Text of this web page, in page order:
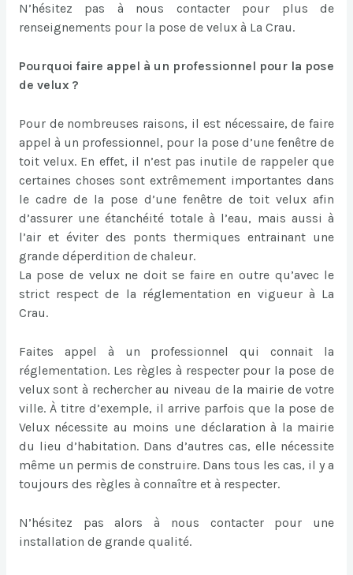
N’hésitez pas à nous contacter pour plus de
renseignements pour la pose de velux à La Crau.
Pourquoi faire appel à un professionnel pour la pose
de velux ?
Pour de nombreuses raisons, il est nécessaire, de faire
appel à un professionnel, pour la pose d’une fenêtre de
toit velux. En effet, il n’est pas inutile de rappeler que
certaines choses sont extrêmement importantes dans
le cadre de la pose d’une fenêtre de toit velux afin
d’assurer une étanchéité totale à l’eau, mais aussi à
l’air et éviter des ponts thermiques entrainant une
grande déperdition de chaleur.
La pose de velux ne doit se faire en outre qu’avec le
strict respect de la réglementation en vigueur à La
Crau.
Faites appel à un professionnel qui connait la
réglementation. Les règles à respecter pour la pose de
velux sont à rechercher au niveau de la mairie de votre
ville. À titre d’exemple, il arrive parfois que la pose de
Velux nécessite au moins une déclaration à la mairie
du lieu d’habitation. Dans d’autres cas, elle nécessite
même un permis de construire. Dans tous les cas, il y a
toujours des règles à connaître et à respecter.
N’hésitez pas alors à nous contacter pour une
installation de grande qualité.